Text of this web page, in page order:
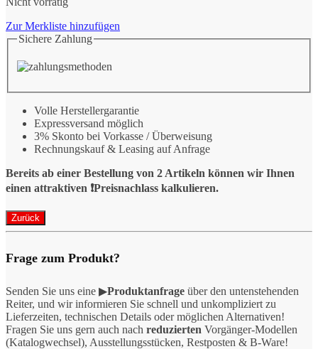
Zur Merkliste hinzufügen
Sichere Zahlung
Volle Herstellergarantie
Expressversand möglich
3% Skonto bei Vorkasse / Überweisung
Rechnungskauf & Leasing auf Anfrage
Bereits ab einer Bestellung von 2 Artikeln können wir Ihnen
einen attraktiven ❗️Preisnachlass kalkulieren.
Frage zum Produkt?
Senden Sie uns eine ▶Produktanfrage über den untenstehenden
Reiter, und wir informieren Sie schnell und unkompliziert zu
Lieferzeiten, technischen Details oder möglichen Alternativen!
Fragen Sie uns gern auch nach reduzierten Vorgänger-Modellen
(Katalogwechsel), Ausstellungsstücken, Restposten & B-Ware!